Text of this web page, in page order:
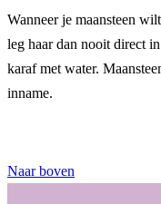
Wanneer je maansteen
leg haar dan nooit direct
karaf met water.
inname.
Naar boven